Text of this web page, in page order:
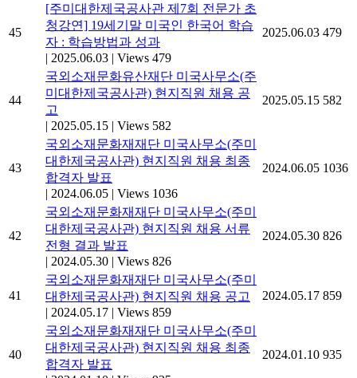
45
[주미대한제국공사관 제7회 전문가 초
청강연] 19세기말 미국인 한국어 학습
자 : 학습방법과 성과
| 2025.06.03 | Views 479
2025.06.03 479
44
국외소재문화유산재단 미국사무소(주
미대한제국공사관) 현지직원 채용 공
고
| 2025.05.15 | Views 582
2025.05.15 582
43
국외소재문화재재단 미국사무소(주미
대한제국공사관) 현지직원 채용 최종
합격자 발표
| 2024.06.05 | Views 1036
2024.06.05 1036
42
국외소재문화재재단 미국사무소(주미
대한제국공사관) 현지직원 채용 서류
전형 결과 발표
| 2024.05.30 | Views 826
2024.05.30 826
41
국외소재문화재재단 미국사무소(주미
대한제국공사관) 현지직원 채용 공고
| 2024.05.17 | Views 859
2024.05.17 859
40
국외소재문화재재단 미국사무소(주미
대한제국공사관) 현지직원 채용 최종
합격자 발표
2024.01.10 935